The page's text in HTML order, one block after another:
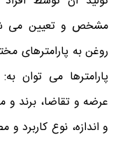
مشخص و تعیین می
روغن به پارامترهای
پارامترها می توان
عرضه و تقاضا، برند و
و اندازه، نوع کاربرد